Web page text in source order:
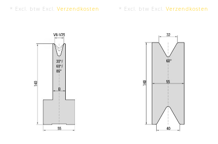
▶ 23 deelstukken, met hielstuk links en rechts
▶ 25 deelstukken, met hielstuk links en rechts
* Excl. btw Excl. Verzendkosten * Excl. btw Excl. Verzendkosten